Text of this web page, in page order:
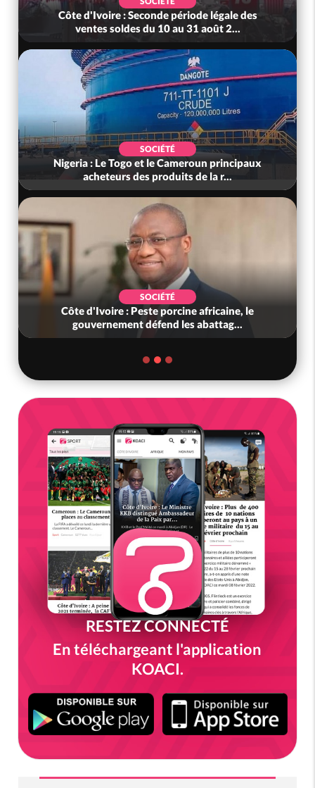
Côte d'Ivoire : 66 ans d'Indépendance, Affi au
Chef de l'Etat : « Le moment...
SOCIÉTÉ
Côte d'Ivoire : Préparatifs de la Rentrée
Scolaire 2026-2027, les responsab...
POLITIQUE
Côte d'Ivoire : PDCI, l'ancienneté de Thiam au
Bureau Politique contestée,...
RESTEZ CONNECTÉ
En téléchargeant l'application
KOACI.